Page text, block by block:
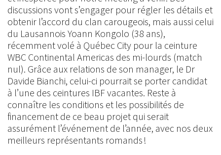
discussions vont s’engager pour régler les détails et
obtenir l’accord du clan carougeois, mais aussi celui
du Lausannois Yoann Kongolo (38 ans),
récemment volé à Québec City pour la ceinture
WBC Continental Americas des mi-lourds (match
nul). Grâce aux relations de son manager, le Dr
Davide Bianchi, celui-ci pourrait se porter candidat
à l’une des ceintures IBF vacantes. Reste à
connaître les conditions et les possibilités de
financement de ce beau projet qui serait
assurément l’événement de l’année, avec nos deux
meilleurs représentants romands !